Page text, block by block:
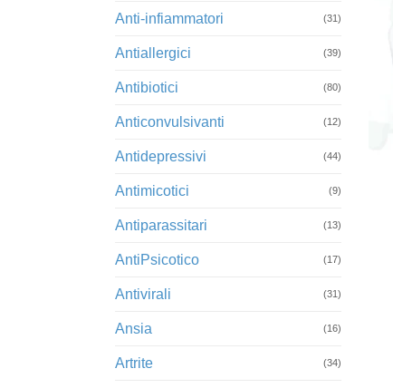
Anti-infiammatori (31)
Antiallergici (39)
Antibiotici (80)
Anticonvulsivanti (12)
Antidepressivi (44)
Antimicotici (9)
Antiparassitari (13)
AntiPsicotico (17)
Antivirali (31)
Ansia (16)
Artrite (34)